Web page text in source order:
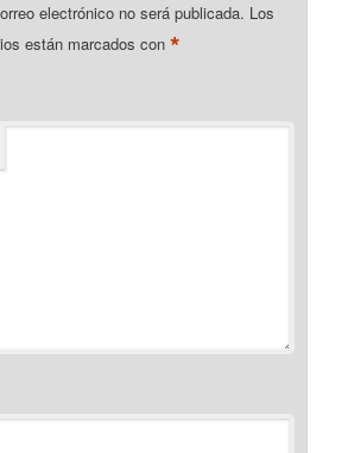
electrónico no será publicada. Los
están marcados con*